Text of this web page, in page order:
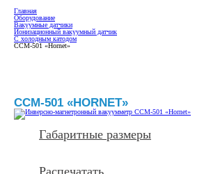
Главная
Оборудование
Вакуумные датчики
Ионизационный вакуумный датчик
С холодным катодом
CCM-501 «Hornet»
CCM-501 «HORNET»
Габаритные размеры
Распечатать